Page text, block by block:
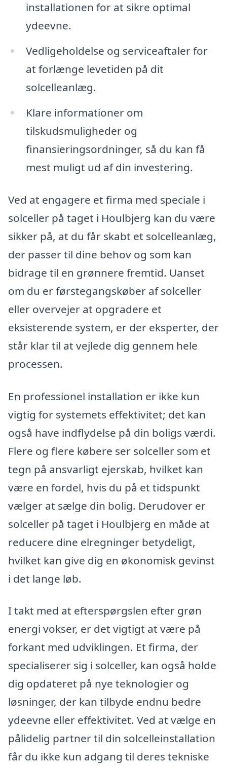
installationen for at sikre optimal
ydeevne.
Vedligeholdelse og serviceaftaler for
at forlænge levetiden på dit
solcelleanlæg.
Klare informationer om
tilskudsmuligheder og
finansieringsordninger, så du kan få
mest muligt ud af din investering.
Ved at engagere et firma med speciale i
solceller på taget i Houlbjerg kan du være
sikker på, at du får skabt et solcelleanlæg,
der passer til dine behov og som kan
bidrage til en grønnere fremtid. Uanset
om du er førstegangskøber af solceller
eller overvejer at opgradere et
eksisterende system, er der eksperter, der
står klar til at vejlede dig gennem hele
processen.
En professionel installation er ikke kun
vigtig for systemets effektivitet; det kan
også have indflydelse på din boligs værdi.
Flere og flere købere ser solceller som et
tegn på ansvarligt ejerskab, hvilket kan
være en fordel, hvis du på et tidspunkt
vælger at sælge din bolig. Derudover er
solceller på taget i Houlbjerg en måde at
reducere dine elregninger betydeligt,
hvilket kan give dig en økonomisk gevinst
i det lange løb.
I takt med at efterspørgslen efter grøn
energi vokser, er det vigtigt at være på
forkant med udviklingen. Et firma, der
specialiserer sig i solceller, kan også holde
dig opdateret på nye teknologier og
løsninger, der kan tilbyde endnu bedre
ydeevne eller effektivitet. Ved at vælge en
pålidelig partner til din solcelleinstallation
får du ikke kun adgang til deres tekniske